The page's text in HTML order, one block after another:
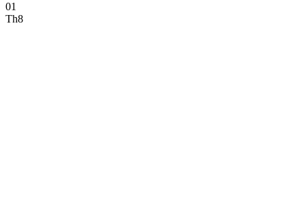
01
Th8